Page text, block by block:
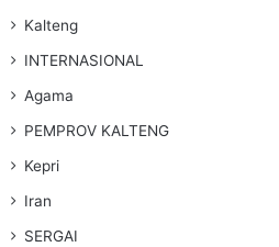
Kalteng
INTERNASIONAL
Agama
PEMPROV KALTENG
Kepri
Iran
SERGAI